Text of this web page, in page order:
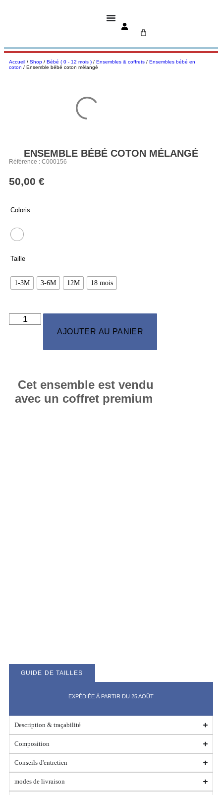
Accueil / Shop / Bébé ( 0 - 12 mois ) / Ensembles & coffrets / Ensembles bébé en
coton / Ensemble bébé coton mélangé
ENSEMBLE BÉBÉ COTON MÉLANGÉ
Référence : C000156
50,00 €
Coloris
Taille
1-3M 3-6M 12M 18 mois
AJOUTER AU PANIER
Cet ensemble est vendu
avec un coffret premium
GUIDE DE TAILLES
EXPÉDIÉE À PARTIR DU 25 AOÛT
Description & traçabilité
Composition
Conseils d'entretien
modes de livraison